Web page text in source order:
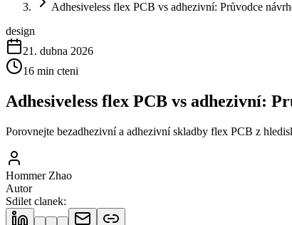
Adhesiveless flex PCB vs adhezivní: Průvodce
design
21. dubna 2026
16 min cteni
Adhesiveless flex PCB vs adhezivní:
Porovnejte bezadhezivní a adhezivní skladby flex PCB z
Hommer Zhao
Autor
Sdilet clanek: